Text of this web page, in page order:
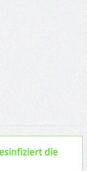
die